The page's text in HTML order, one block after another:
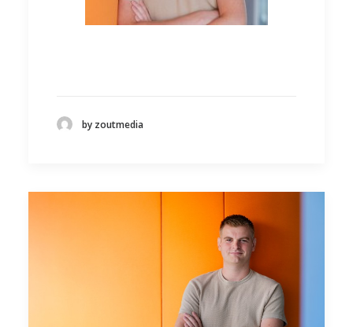
by zoutmedia